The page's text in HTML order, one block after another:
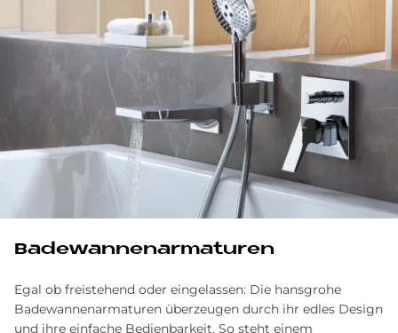
Ba­de­wan­nen­ar­ma­tu­ren
Egal ob freistehend oder eingelassen: Die hansgrohe
Badewannenarmaturen überzeugen durch ihr edles Design
und ihre einfache Bedienbarkeit. So steht einem